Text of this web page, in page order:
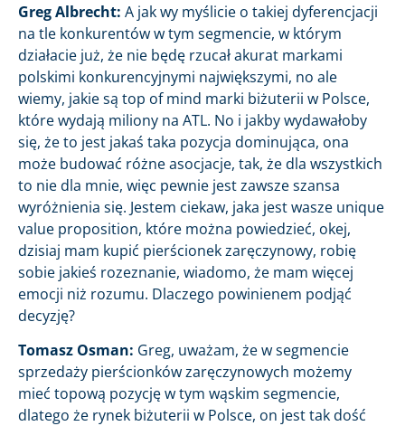
Greg Albrecht: A jak wy myślicie o takiej dyferencjacji
na tle konkurentów w tym segmencie, w którym
działacie już, że nie będę rzucał akurat markami
polskimi konkurencyjnymi największymi, no ale
wiemy, jakie są top of mind marki biżuterii w Polsce,
które wydają miliony na ATL. No i jakby wydawałoby
się, że to jest jakaś taka pozycja dominująca, ona
może budować różne asocjacje, tak, że dla wszystkich
to nie dla mnie, więc pewnie jest zawsze szansa
wyróżnienia się. Jestem ciekaw, jaka jest wasze unique
value proposition, które można powiedzieć, okej,
dzisiaj mam kupić pierścionek zaręczynowy, robię
sobie jakieś rozeznanie, wiadomo, że mam więcej
emocji niż rozumu. Dlaczego powinienem podjąć
decyzję?
Tomasz Osman: Greg, uważam, że w segmencie
sprzedaży pierścionków zaręczynowych możemy
mieć topową pozycję w tym wąskim segmencie,
dlatego że rynek biżuterii w Polsce, on jest tak dość